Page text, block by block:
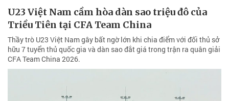
U23 Việt Nam cầm hòa dàn sao triệu đô của
Triều Tiên tại CFA Team China
Thầy trò U23 Việt Nam gây bất ngờ lớn khi chia điểm với đối thủ sở
hữu 7 tuyển thủ quốc gia và dàn sao đắt giá trong trận ra quân giải
CFA Team China 2026.